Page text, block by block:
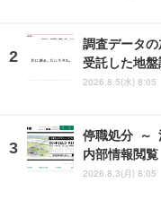
調査データ
受託した地
2026.8.5(水) 8:05
停職処分 ～
内部情報閲覧
2026.8.3(月) 8:05